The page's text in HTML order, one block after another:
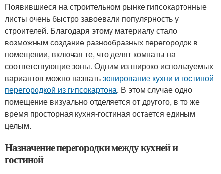
Появившиеся на строительном рынке гипсокартонные
листы очень быстро завоевали популярность у
строителей. Благодаря этому материалу стало
возможным создание разнообразных перегородок в
помещении, включая те, что делят комнаты на
соответствующие зоны. Одним из широко используемых
вариантов можно назватьзонирование кухни и гостиной
перегородкой из гипсокартона. В этом случае одно
помещение визуально отделяется от другого, в то же
время просторная кухня-гостиная остается единым
целым.
Назначение перегородки между кухней и
гостиной